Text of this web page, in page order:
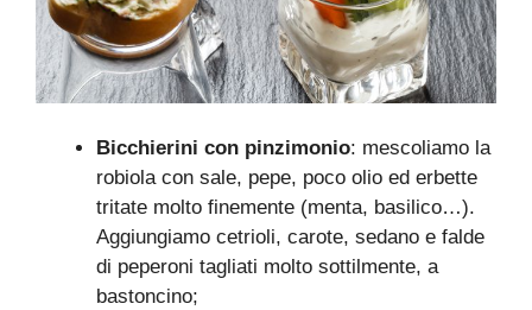
Bicchierini con pinzimonio: mescoliamo la
robiola con sale, pepe, poco olio ed erbette
tritate molto finemente (menta, basilico…).
Aggiungiamo cetrioli, carote, sedano e falde
di peperoni tagliati molto sottilmente, a
bastoncino;